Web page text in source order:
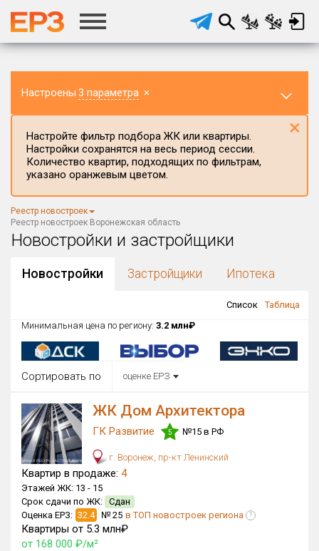
Настроены 3 параметра ×
Воронежская область
Район в регионе
Все
Район в городе
Цена
от
Общая площадь, м²
от
Срок сдачи
от Сдан в 2017
Настройте фильтр подбора ЖК или квартиры.
Настройки сохранятся на весь период сессии.
Количество квартир, подходящих по фильтрам,
указано оранжевым цветом.
×
Реестр новостроек
Реестр новостроек Воронежская область
Новостройки и застройщики
Новостройки Застройщики Ипотека
Список
Таблица
Минимальная цена по региону: 3.2 млн₽
Сортировать по оценке ЕРЗ
ЖК Дом Архитектора
ГК Развитие 5 №15 в РФ
г. Воронеж, пр-кт Ленинский
Квартир в продаже: 4
Этажей ЖК: 13 - 15
Срок сдачи по ЖК: Сдан
Оценка ЕРЗ: 32.4 № 25 в ТОП новостроек региона ?
Квартиры от 5.3 млн₽
от 168 000 ₽/м²